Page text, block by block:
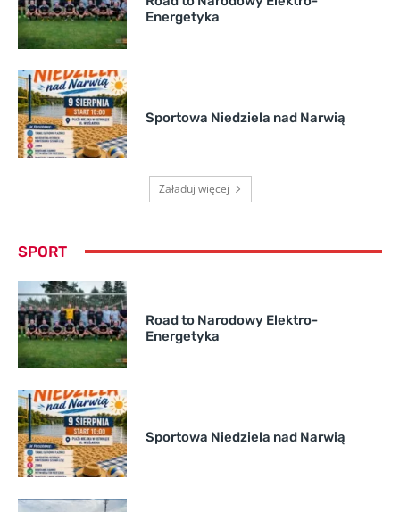
Energetyka
Sportowa Niedziela nad Narwią
Załaduj więcej
SPORT
Road to Narodowy Elektro-
Energetyka
Sportowa Niedziela nad Narwią